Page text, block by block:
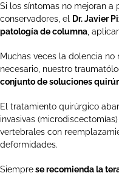
Si los síntomas no mejoran a
conservadores, el
Dr. Javier
patología de columna ,
Muchas veces la dolencia
necesario, nuestro
conjunto de soluciones
El tratamiento quirúrgico
invasivas
vertebrales con
deformidades.
Siemprese recomienda la